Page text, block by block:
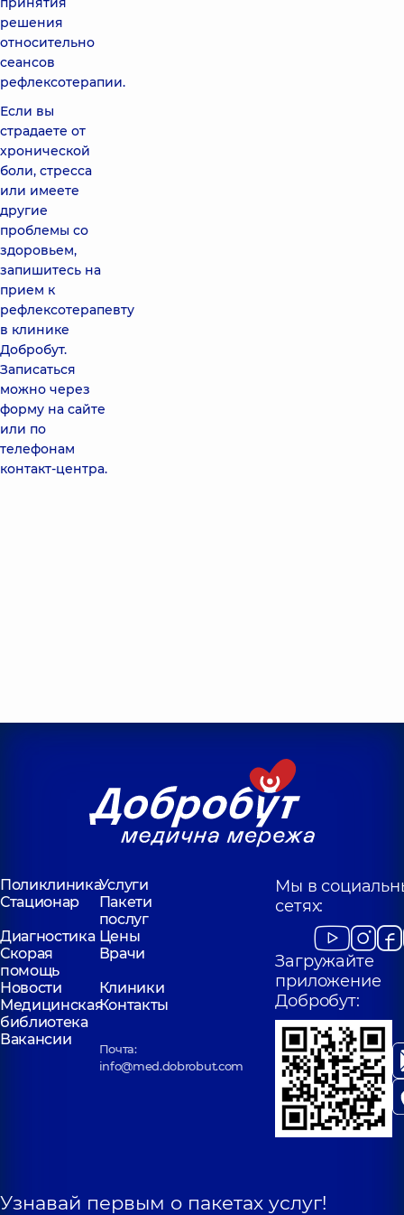
решения
относительно
сеансов
рефлексотерапии.
Если вы
страдаете от
хронической
боли, стресса
или имеете
другие
проблемы со
здоровьем,
запишитесь на
прием к
рефлексотерапевту
в клинике
Добробут.
Записаться
можно через
форму на сайте
или по
телефонам
контакт-центра.
ПоликлиникаУслуги
Стационар
Пакети
послуг
Диагностика Цены
Скорая
помощь
Врачи
Новости
Клиники
Медицинская
библиотека
Контакты
Вакансии
Почта:
info@med.dobrobut.com
Мы в
сетях:
Загружайте
приложение
Добробут:
Узнавай первым о пакетах услуг!